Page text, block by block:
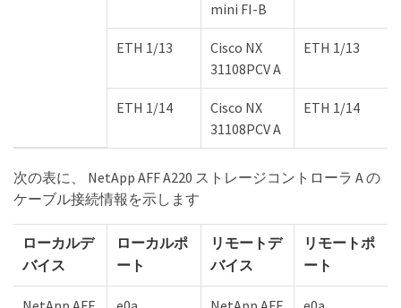
mini FI-B
ETH 1/13
Cisco NX
31108PCV A
ETH 1/13
ETH 1/14
Cisco NX
31108PCV A
ETH 1/14
次の表に、 NetApp AFF A220 ストレージコントローラ A の
ケーブル接続情報を示します
ローカルデ
バイス
ローカルポ
ート
リモートデ
バイス
リモートポ
ート